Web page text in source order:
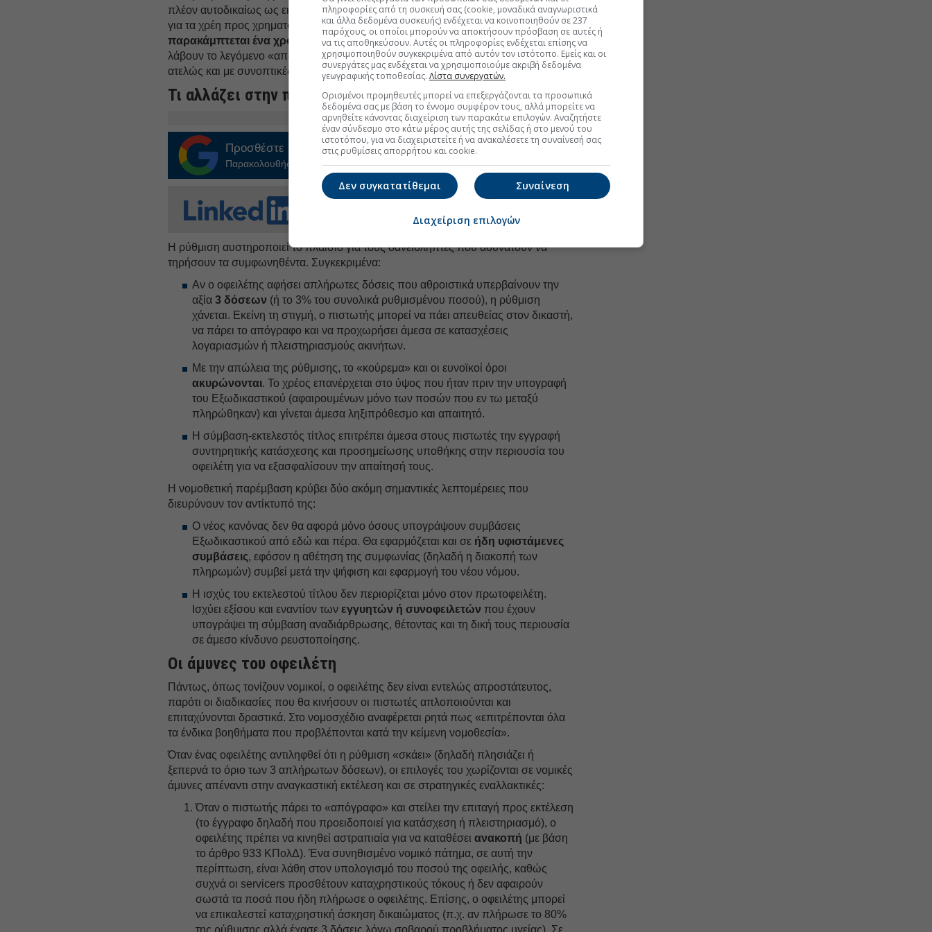
πλέον αυτοδικαίως ως εκτελεστός τίτλος (βάσει του Κώδικα Πολιτικής Δικονομίας)
για τα χρέη προς χρηματοδοτικούς φορείς. Αυτό σημαίνει πρακτικά ότι
παρακάμπτεται ένα χρονοβόρο νομικό στάδιο . Οι πιστωτές μπορούν να
λάβουν το λεγόμενο «απόγραφο» (την άδεια δηλαδή για να ξεκινήσουν εκτέλεση)
ατελώς και με συνοπτικές διαδικασίες από τον δικαστή.
Τι αλλάζει στην πράξη για τους οφειλέτες
Προσθέστε το Euro2day.grστοGoogle Discover!
Παρακολουθήστε τις εξελίξεις με την υπογραφη εγκυρότητας του Euro2day.gr
FOLLOW US
Ακολουθήστε τη σελίδα τουEuro2day.grστοLinkedin
Η ρύθμιση αυστηροποιεί το πλαίσιο για τους δανειολήπτες που αδυνατούν να
τηρήσουν τα συμφωνηθέντα. Συγκεκριμένα:
Αν ο οφειλέτης αφήσει απλήρωτες δόσεις που αθροιστικά υπερβαίνουν την
αξία3 δόσεων (ή το 3% του συνολικά ρυθμισμένου ποσού), η ρύθμιση
χάνεται. Εκείνη τη στιγμή, ο πιστωτής μπορεί να πάει απευθείας στον δικαστή,
να πάρει το απόγραφο και να προχωρήσει άμεσα σε κατασχέσεις
λογαριασμών ή πλειστηριασμούς ακινήτων.
Με την απώλεια της ρύθμισης, το «κούρεμα» και οι ευνοϊκοί όροι
ακυρώνονται. Το χρέος επανέρχεται στο ύψος που ήταν πριν την υπογραφή
του Εξωδικαστικού (αφαιρουμένων μόνο των ποσών που εν τω μεταξύ
πληρώθηκαν) και γίνεται άμεσα ληξιπρόθεσμο και απαιτητό.
Η σύμβαση-εκτελεστός τίτλος επιτρέπει άμεσα στους πιστωτές την εγγραφή
συντηρητικής κατάσχεσης και προσημείωσης υποθήκης στην περιουσία του
οφειλέτη για να εξασφαλίσουν την απαίτησή τους.
Η νομοθετική παρέμβαση κρύβει δύο ακόμη σημαντικές λεπτομέρειες που
διευρύνουν τον αντίκτυπό της:
Ο νέος κανόνας δεν θα αφορά μόνο όσους υπογράψουν συμβάσεις
Εξωδικαστικού από εδώ και πέρα. Θα εφαρμόζεται και σε ήδη υφιστάμενες
συμβάσεις, εφόσον η αθέτηση της συμφωνίας (δηλαδή η διακοπή των
πληρωμών) συμβεί μετά την ψήφιση και εφαρμογή του νέου νόμου.
Η ισχύς του εκτελεστού τίτλου δεν περιορίζεται μόνο στον πρωτοφειλέτη.
Ισχύει εξίσου και εναντίον τωνεγγυητών ή συνοφειλετών που έχουν
υπογράψει τη σύμβαση αναδιάρθρωσης, θέτοντας και τη δική τους περιουσία
σε άμεσο κίνδυνο ρευστοποίησης.
Οι άμυνες του οφειλέτη
Πάντως, όπως τονίζουν νομικοί, ο οφειλέτης δεν είναι εντελώς απροστάτευτος,
παρότι οι διαδικασίες που θα κινήσουν οι πιστωτές απλοποιούνται και
επιταχύνονται δραστικά. Στο νομοσχέδιο αναφέρεται ρητά πως «επιτρέπονται όλα
τα ένδικα βοηθήματα που προβλέπονται κατά την κείμενη νομοθεσία».
Όταν ένας οφειλέτης αντιληφθεί ότι η ρύθμιση «σκάει» (δηλαδή πλησιάζει ή
ξεπερνά το όριο των 3 απλήρωτων δόσεων), οι επιλογές του χωρίζονται σε νομικές
άμυνες απέναντι στην αναγκαστική εκτέλεση και σε στρατηγικές εναλλακτικές:
Όταν ο πιστωτής πάρει το «απόγραφο» και στείλει την επιταγή προς εκτέλεση
(το έγγραφο δηλαδή που προειδοποιεί για κατάσχεση ή πλειστηριασμό), ο
οφειλέτης πρέπει να κινηθεί αστραπιαία για να καταθέσειανακοπή (με βάση
το άρθρο 933 ΚΠολΔ). Ένα συνηθισμένο νομικό πάτημα, σε αυτή την
περίπτωση, είναι λάθη στον υπολογισμό του ποσού της οφειλής, καθώς
συχνά οι servicers προσθέτουν καταχρηστικούς τόκους ή δεν αφαιρούν
σωστά τα ποσά που ήδη πλήρωσε ο οφειλέτης. Επίσης, ο οφειλέτης μπορεί
να επικαλεστεί καταχρηστική άσκηση δικαιώματος (π.χ. αν πλήρωσε το 80%
της ρύθμισης αλλά έχασε 3 δόσεις λόγω σοβαρού προβλήματος υγείας). Σε
πληροφορίες από τη συσκευή σας (cookie, μοναδικά αναγνωριστικά
και άλλα δεδομένα συσκευής) ενδέχεται να κοινοποιηθούν σε 237
παρόχους, οι οποίοι μπορούν να αποκτήσουν πρόσβαση σε αυτές ή
να τις αποθηκεύσουν. Αυτές οι πληροφορίες ενδέχεται επίσης να
χρησιμοποιηθούν συγκεκριμένα από αυτόν τον ιστότοπο. Εμείς και οι
συνεργάτες μας ενδέχεται να χρησιμοποιούμε ακριβή δεδομένα
γεωγραφικής τοποθεσίας. Λίστα συνεργατών.
Ορισμένοι προμηθευτές μπορεί να επεξεργάζονται τα προσωπικά
δεδομένα σας με βάση το έννομο συμφέρον τους, αλλά μπορείτε να
αρνηθείτε κάνοντας διαχείριση των παρακάτω επιλογών. Αναζητήστε
έναν σύνδεσμο στο κάτω μέρος αυτής της σελίδας ή στο μενού του
ιστοτόπου, για να διαχειριστείτε ή να ανακαλέσετε τη συναίνεσή σας
στις ρυθμίσεις απορρήτου και cookie.
Συναίνεση
Δεν συγκατατίθεμαι
Διαχείριση επιλογών